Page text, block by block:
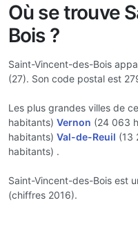
Où se trouve
Bois ?
Saint-Vincent-des-Bois
(27). Son code postal est
Les plus grandes villes de
habitants) Vernon (24 063
habitants) Val-de-Reuil (13
habitants) .
Saint-Vincent-des-Bois est
(chiffres 2016).